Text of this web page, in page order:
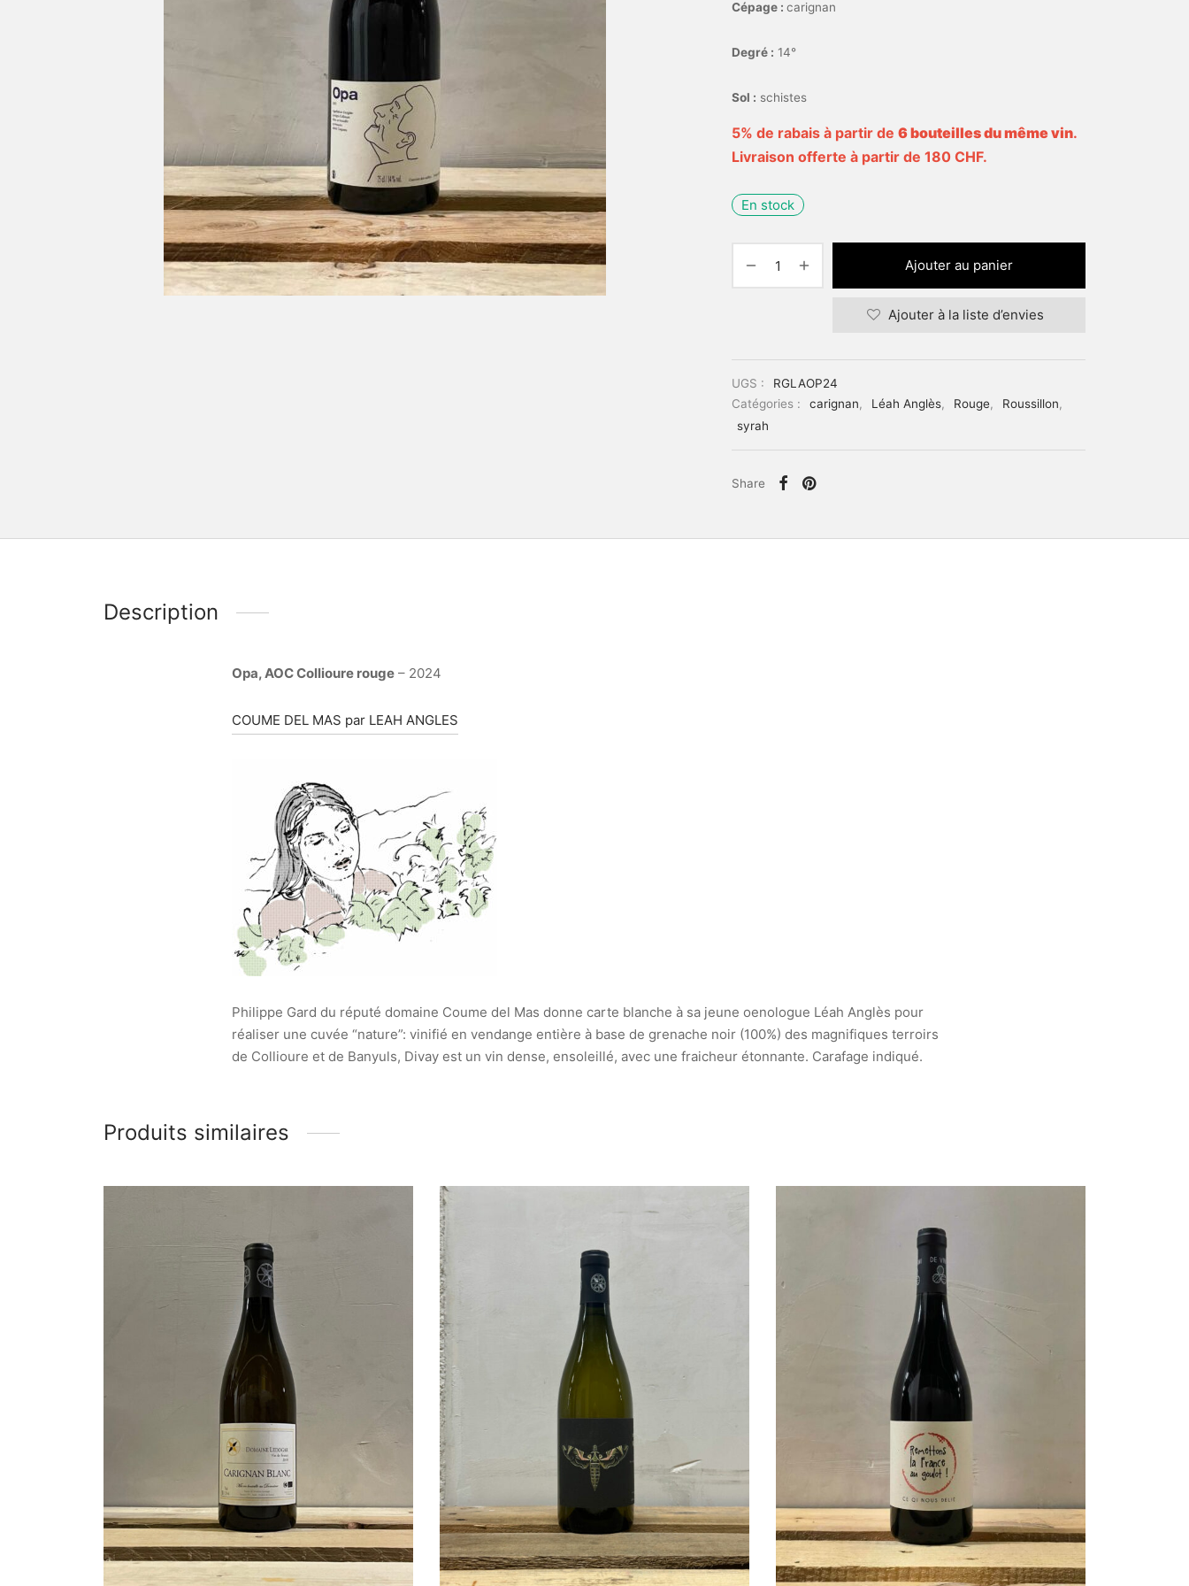
Cépage : carignan
Degré : 14°
Sol : schistes
5% de rabais à partir de 6 bouteilles du même vin.
Livraison offerte à partir de 180 CHF.
En stock
Ajouter au panier
Ajouter à la liste d’envies
UGS :
RGLAOP24
Catégories :
carignan, Léah Anglès, Rouge, Roussillon,
syrah
Share
Description
Opa, AOC Collioure rouge – 2024
COUME DEL MAS par LEAH ANGLES
Philippe Gard du réputé domaine Coume del Mas donne carte blanche à sa jeune oenologue Léah Anglès pour
réaliser une cuvée “nature”: vinifié en vendange entière à base de grenache noir (100%) des magnifiques terroirs
de Collioure et de Banyuls, Divay est un vin dense, ensoleillé, avec une fraicheur étonnante. Carafage indiqué.
Produits similaires